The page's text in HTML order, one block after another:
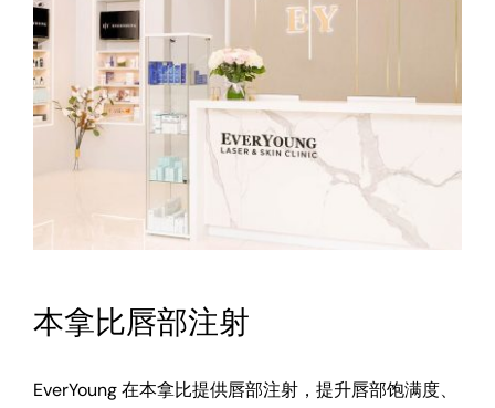
本拿比唇部注射
EverYoung 在本拿比提供唇部注射，提升唇部饱满度、